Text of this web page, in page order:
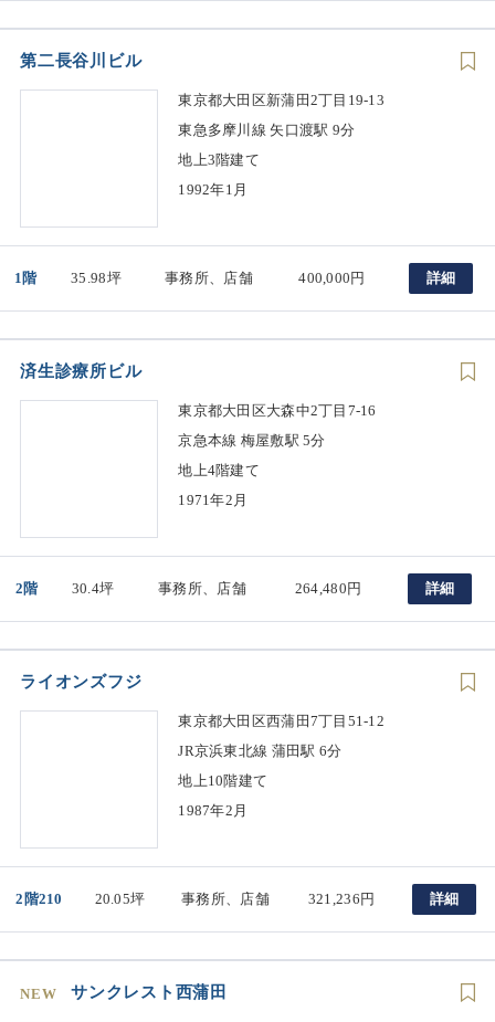
第二長谷川ビル
東京都大田区新蒲田2丁目19-13
東急多摩川線 矢口渡駅 9分
地上3階建て
1992年1月
1階 35.98坪 事務所、店舗 400,000円 詳細
済生診療所ビル
東京都大田区大森中2丁目7-16
京急本線 梅屋敷駅 5分
地上4階建て
1971年2月
2階 30.4坪 事務所、店舗 264,480円 詳細
ライオンズフジ
東京都大田区西蒲田7丁目51-12
JR京浜東北線 蒲田駅 6分
地上10階建て
1987年2月
2階210 20.05坪 事務所、店舗 321,236円 詳細
NEW サンクレスト西蒲田